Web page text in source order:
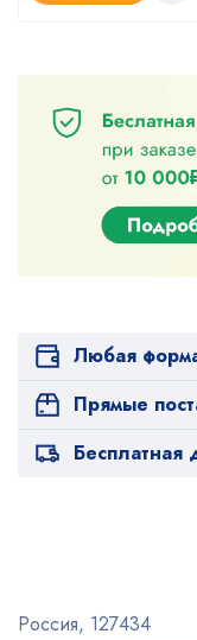
Любая
Прямые
Бесплатная
Россия, 127434